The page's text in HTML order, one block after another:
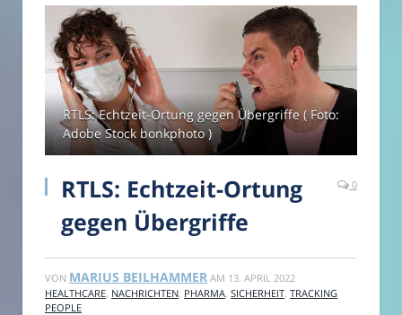
RTLS: Echtzeit-Ortung gegen Übergriffe ( Foto:
Adobe Stock bonkphoto )
RTLS: Echtzeit-Ortung
gegen Übergriffe
0
VON MARIUS BEILHAMMER AM 13. APRIL 2022
HEALTHCARE NACHRICHTEN PHARMA SICHERHEIT TRACKING
PEOPLE